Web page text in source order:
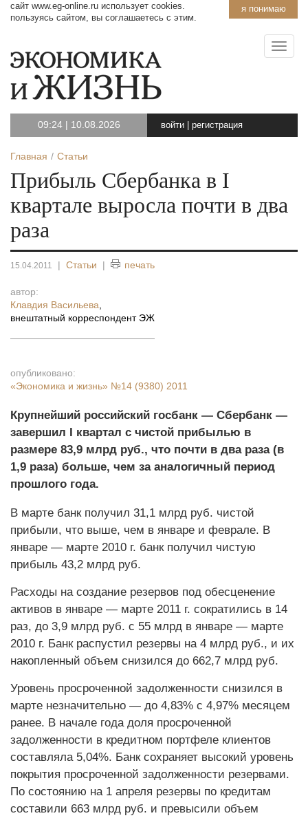
я понимаю
сайт www.eg-online.ru использует cookies.
пользуясь сайтом, вы соглашаетесь с этим.
09:24 | 10.08.2026 войти регистрация
Главная Статьи
Прибыль Сбербанка в I
квартале выросла почти в два
раза
15.04.2011 | Статьи | печать
автор:
Клавдия Васильева
внештатный корреспондент ЭЖ
опубликовано:
«Экономика и жизнь» №14 (9380) 2011
Крупнейший российский госбанк — Сбербанк —
завершил I квартал с чистой прибылью в
размере 83,9 млрд руб., что почти в два раза (в
1,9 раза) больше, чем за аналогичный период
прошлого года.
В марте банк получил 31,1 млрд руб. чистой
прибыли, что выше, чем в январе и феврале. В
январе — марте 2010 г. банк получил чистую
прибыль 43,2 млрд руб.
Расходы на создание резервов под обесценение
активов в январе — марте 2011 г. сократились в 14
раз, до 3,9 млрд руб. с 55 млрд в январе — марте
2010 г. Банк распустил резервы на 4 млрд руб., и их
накопленный объем снизился до 662,7 млрд руб.
Уровень просроченной задолженности снизился в
марте незначительно — до 4,83% с 4,97% месяцем
ранее. В начале года доля просроченной
задолженности в кредитном портфеле клиентов
составляла 5,04%. Банк сохраняет высокий уровень
покрытия просроченной задолженности резервами.
По состоянию на 1 апреля резервы по кредитам
составили 663 млрд руб. и превысили объем